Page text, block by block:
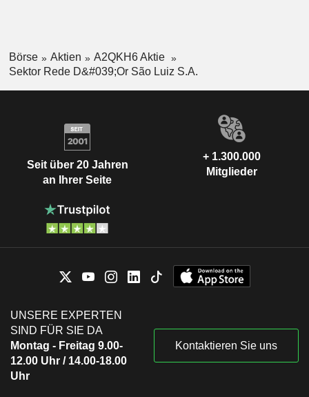
Börse Aktien
A2QKH6 Aktie
Sektor Rede D&#039;Or São Luiz S.A.
Seit über 20 Jahren
an Ihrer Seite
+ 1.300.000
Mitglieder
UNSERE EXPERTEN
SIND FÜR SIE DA
Montag - Freitag 9.00-
12.00 Uhr / 14.00-18.00
Uhr
Kontaktieren Sie uns